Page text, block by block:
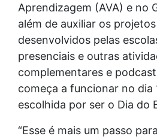
Aprendizagem (AVA) e no
além de auxiliar os
desenvolvidos pelas
presenciais e outras
complementares e
começa a funcionar no dia
escolhida por ser o Dia do
“Esse é mais um passo